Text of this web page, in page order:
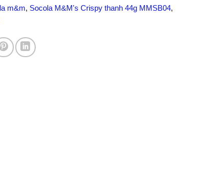
m&m, Socola M&M's Crispy thanh 44g MMSB04,